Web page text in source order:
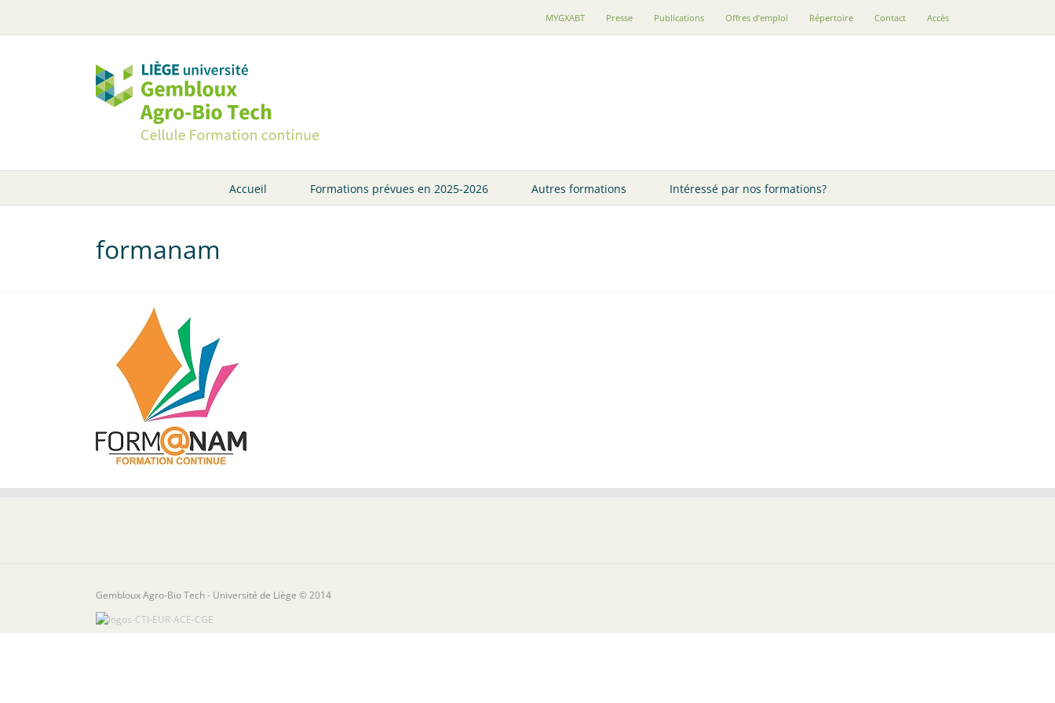
MYGXABT Presse Publications Offres d’emploi Répertoire Contact Accès
Accueil Formations prévues en 2025-2026 Autres formations Intéressé par nos formations?
formanam
Gembloux Agro-Bio Tech - Université de Liège © 2014